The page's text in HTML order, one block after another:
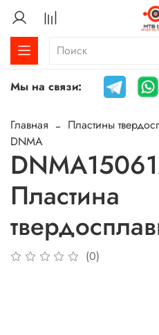
Мы на связи:
Главная Пластины
DNMA
Пластина
(0)